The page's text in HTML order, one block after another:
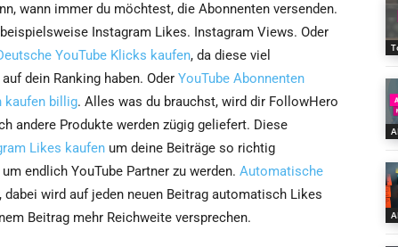
wann immer du möchtest, die Abonnenten versenden.
Instagram Likes. Instagram Views. Oder
YouTube Klicks kaufen, da diese viel
dein Ranking haben. Oder YouTube Abonnenten
kaufen billig. Alles was du brauchst, wird dir FollowHero
andere Produkte werden zügig geliefert. Diese
Likes kaufen um deine Beiträge so richtig
um endlich YouTube Partner zu werden. Automatische
wird auf jeden neuen Beitrag automatisch Likes
Beitrag mehr Reichweite versprechen.